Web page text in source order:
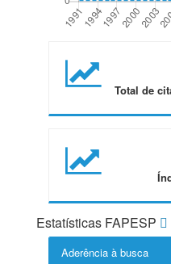
Total de
Estatísticas FAPESP
Aderência à busca